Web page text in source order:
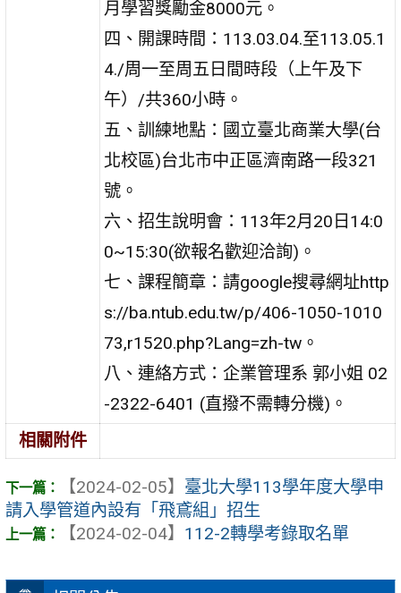
月學習獎勵金8000元。
四、開課時間：113.03.04.至113.05.1
4./周一至周五日間時段（上午及下
午）/共360小時。
五、訓練地點：國立臺北商業大學(台
北校區)台北市中正區濟南路一段321
號。
六、招生說明會：113年2月20日14:0
0~15:30(欲報名歡迎洽詢)。
七、課程簡章：請google搜尋網址http
s://ba.ntub.edu.tw/p/406-1050-1010
73,r1520.php?Lang=zh-tw。
八、連絡方式：企業管理系 郭小姐 02
-2322-6401 (直撥不需轉分機)。
相關附件
【2024-02-05】 臺北大學113學年度大學申
請入學管道內設有「飛鳶組」招生
【2024-02-04】 112-2轉學考錄取名單